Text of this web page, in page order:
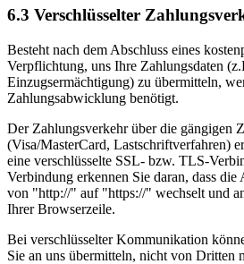
6.3 Verschlüsselter
Besteht nach dem Abschluss eines
Verpflichtung, uns Ihre Zahlungsdaten
Einzugsermächtigung) zu übermitteln,
Zahlungsabwicklung benötigt.
Der Zahlungsverkehr über die gängigen
(Visa/MasterCard, Lastschriftverfahren)
eine verschlüsselte SSL- bzw. TLS-
Verbindung erkennen Sie daran, dass die
von "http://" auf "https://" wechselt und
Ihrer Browserzeile.
Bei verschlüsselter Kommunikation
Sie an uns übermitteln, nicht von Dritten